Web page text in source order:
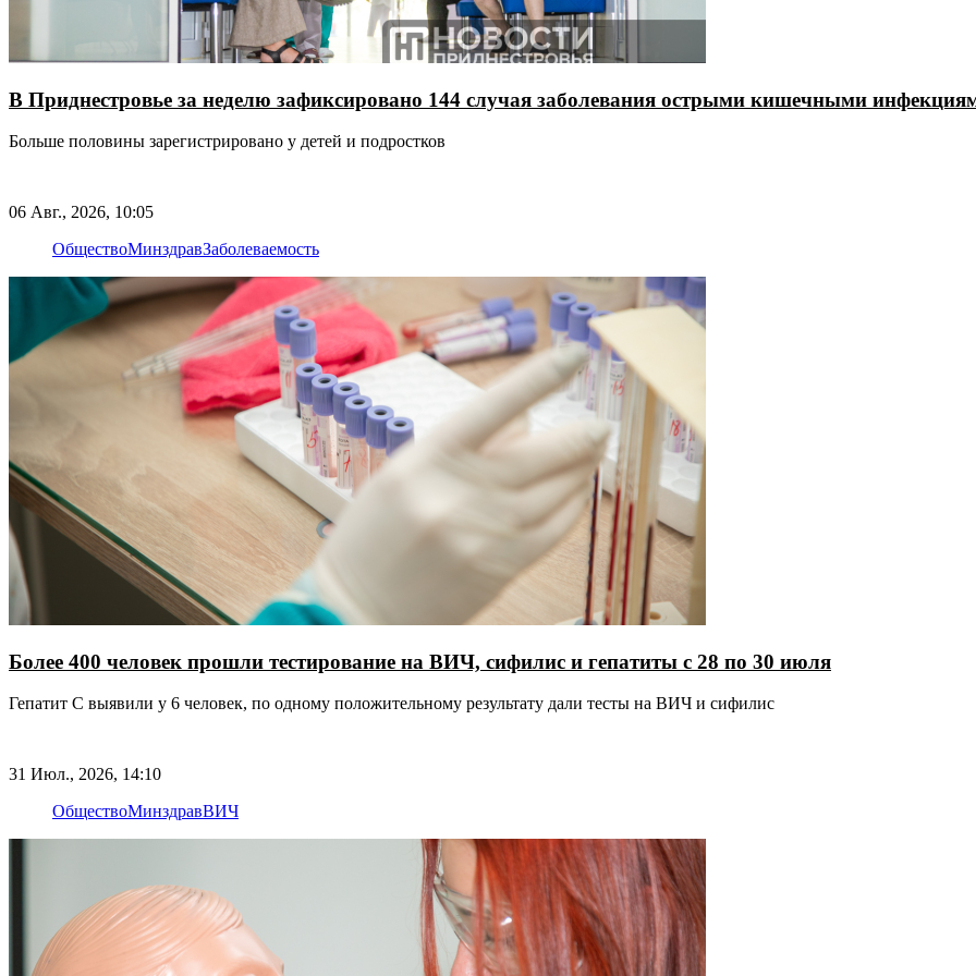
В Приднестровье за неделю зафиксировано 144 случая заболевания острыми кишечными
Больше половины зарегистрировано у детей и подростков
06 Авг., 2026, 10:05
ОбществоМинздравЗаболеваемость
Более 400 человек прошли тестирование на ВИЧ, сифилис и гепатиты с 28 по 30 июля
Гепатит C выявили у 6 человек, по одному положительному результату дали тесты на ВИЧ и сифилис
31 Июл., 2026, 14:10
ОбществоМинздравВИЧ